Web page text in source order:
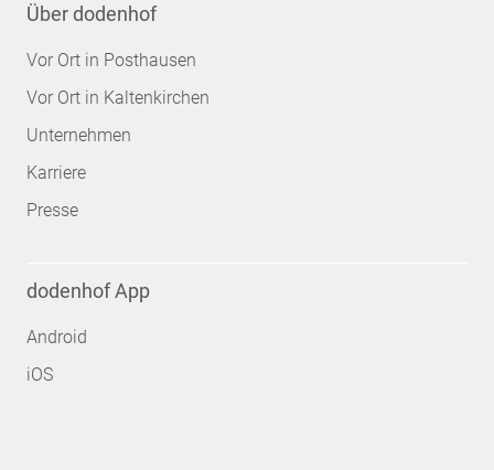
Über dodenhof
Vor Ort in Posthausen
Vor Ort in Kaltenkirchen
Unternehmen
Karriere
Presse
dodenhof App
Android
iOS